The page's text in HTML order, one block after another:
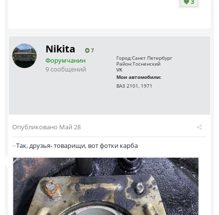
Nikita 7
Форумчанин
9 сообщений
Город:Санкт Петербург
Район:Тосненский
VK
Мои автомобили:
ВАЗ 2101, 1971
Опубликовано Май 28
Так, друзья- товарищи, вот фотки карба